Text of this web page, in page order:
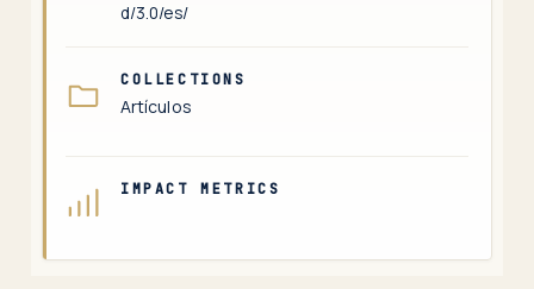
d/3.0/es/
COLLECTIONS
Artículos
IMPACT METRICS